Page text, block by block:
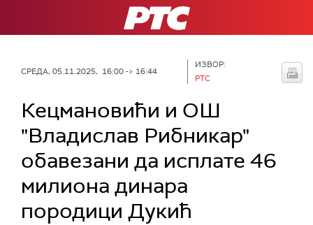
РТС
СРЕДА, 05.11.2025, 16:00 -> 16:44
ИЗВОР:
РТС
Кецмановићи и ОШ
"Владислав Рибникар"
обавезани да исплате 46
милиона динара
породици Дукић